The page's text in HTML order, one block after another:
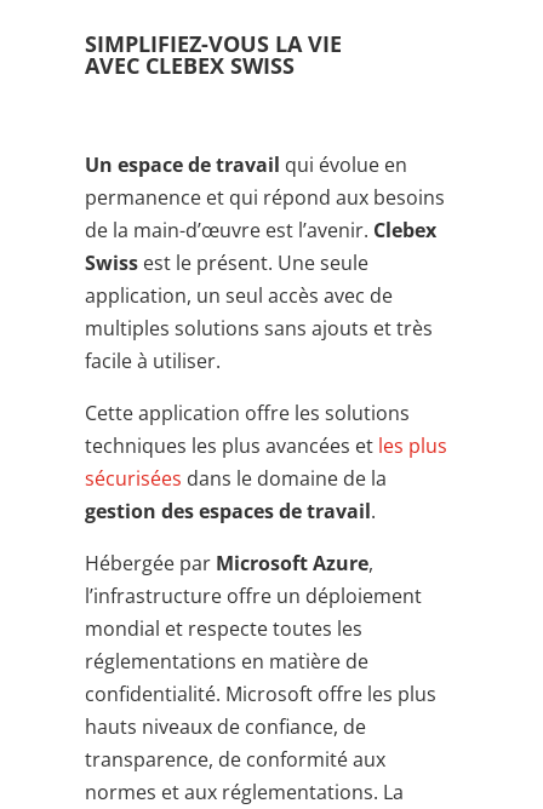
SIMPLIFIEZ-VOUS LA VIE
AVEC CLEBEX SWISS
Un espace de travail qui évolue en
permanence et qui répond aux besoins
de la main-d’œuvre est l’avenir. Clebex
Swissest le présent. Une seule
application, un seul accès avec de
multiples solutions sans ajouts et très
facile à utiliser.
Cette application offre les solutions
techniques les plus avancées et les plus
sécurisées dans le domaine de la
gestion des espaces de travail.
Hébergée par Microsoft Azure,
l’infrastructure offre un déploiement
mondial et respecte toutes les
réglementations en matière de
confidentialité. Microsoft offre les plus
hauts niveaux de confiance, de
transparence, de conformité aux
normes et aux réglementations. La